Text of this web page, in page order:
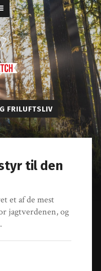
FRILUFTSLIV
til den
et af de mest
jagtverdenen, og